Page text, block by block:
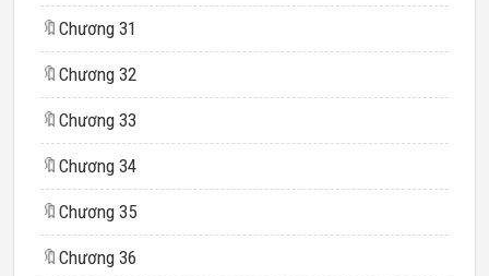
🔖 Chương 31
🔖 Chương 32
🔖 Chương 33
🔖 Chương 34
🔖 Chương 35
🔖 Chương 36